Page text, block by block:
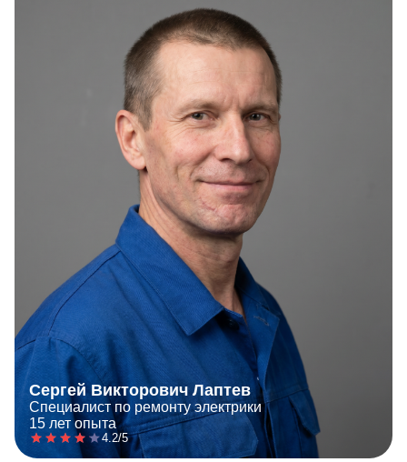
Сергей Викторович Лаптев
Специалист по ремонту электрики
15 лет опыта
4.2/5